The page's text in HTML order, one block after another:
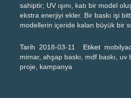
sahiptir; UV ışını, katı bir model
ekstra enerjiyi ekler. Bir baskı işi
modellerin içeride kalan büyük bir
Tarih 2018-03-11 Etiket
mimar, ahşap baskı, mdf baskı, uv
proje, kampanya